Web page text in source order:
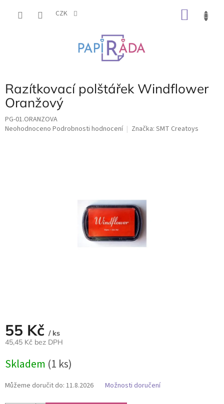
CZK
Razítkovací polštářek Windflower
Oranžový
PG-01.ORANZOVA
Průměrné
Neohodnoceno Podrobnosti hodnocení Značka: SMT Creatoys
55 Kč / ks
45,45 Kč bez DPH
cena:
Skladem (1 ks)
Můžeme doručit do: 11.8.2026 Možnosti doručení